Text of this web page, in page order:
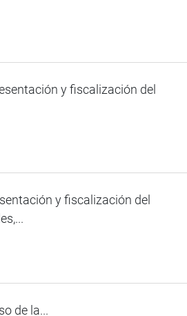
y fiscalización del
y fiscalización del
de la...